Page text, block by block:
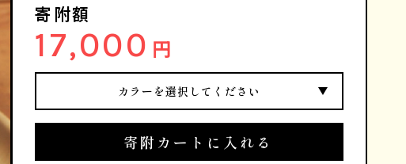
寄附額
17,000 円
カラーを選択してください
寄附カートに入れる